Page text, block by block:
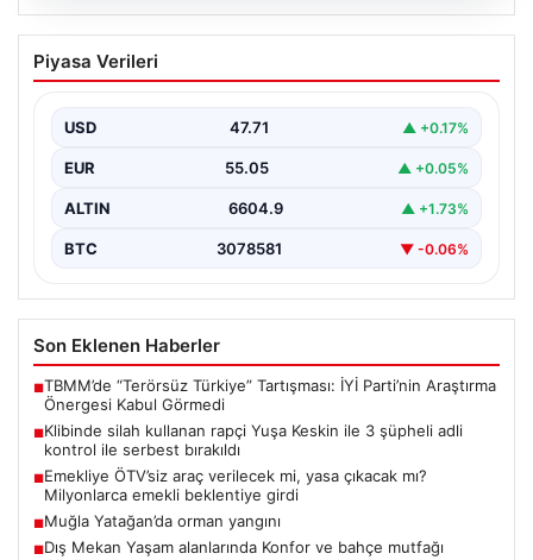
06.08.2026
Klibinde silah kullanan rapçi Yuşa
Keskin ile 3 şüpheli adli kontrol ile
Piyasa Verileri
USD 47.71 ▲ +0.17%
EUR 55.05 ▲ +0.05%
ALTIN 6604.9 ▲ +1.73%
BTC 3078581 ▼ -0.06%
Son Eklenen Haberler
■TBMM’de “Terörsüz Türkiye” Tartışması: İYİ Parti’nin Araştırma
Önergesi Kabul Görmedi
■Klibinde silah kullanan rapçi Yuşa Keskin ile 3 şüpheli adli
kontrol ile serbest bırakıldı
■Emekliye ÖTV’siz araç verilecek mi, yasa çıkacak mı?
Milyonlarca emekli beklentiye girdi
■Muğla Yatağan’da orman yangını
■Dış Mekan Yaşam alanlarında Konfor ve bahçe mutfağı